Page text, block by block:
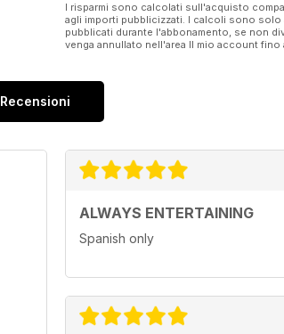
I risparmi sono calcolati sull'acquisto
agli importi pubblicizzati. I calcoli sono
pubblicati durante l'abbonamento, se non
venga annullato nell'area Il mio account
Recensioni
ALWAYS ENTERTAINING
Spanish only